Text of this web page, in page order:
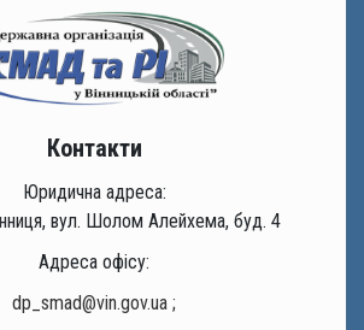
Контакти
Юридична адреса:
вул. Шолом Алейхема, буд. 4
Адреса офісу:
dp_smad@vin.gov.ua ;